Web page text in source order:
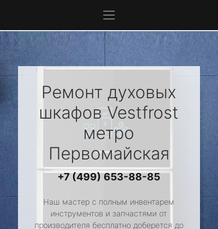
Ремонт духовых
шкафовVestfrost
метро
Первомайская
+7 (499) 653-88-85
Наш мастер с полным инвентарем
инструментов и запчастями от
производителя бесплатно доберется до